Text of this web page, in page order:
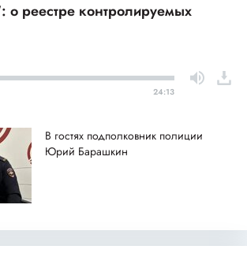
о реестре контролируемых
24:13
В гостях подполковник полиции
Юрий Барашкин